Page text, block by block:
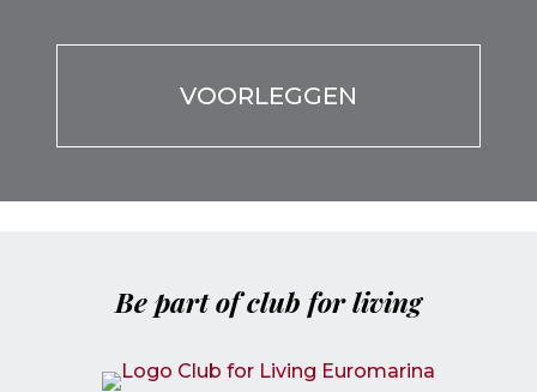
Be part of club for living